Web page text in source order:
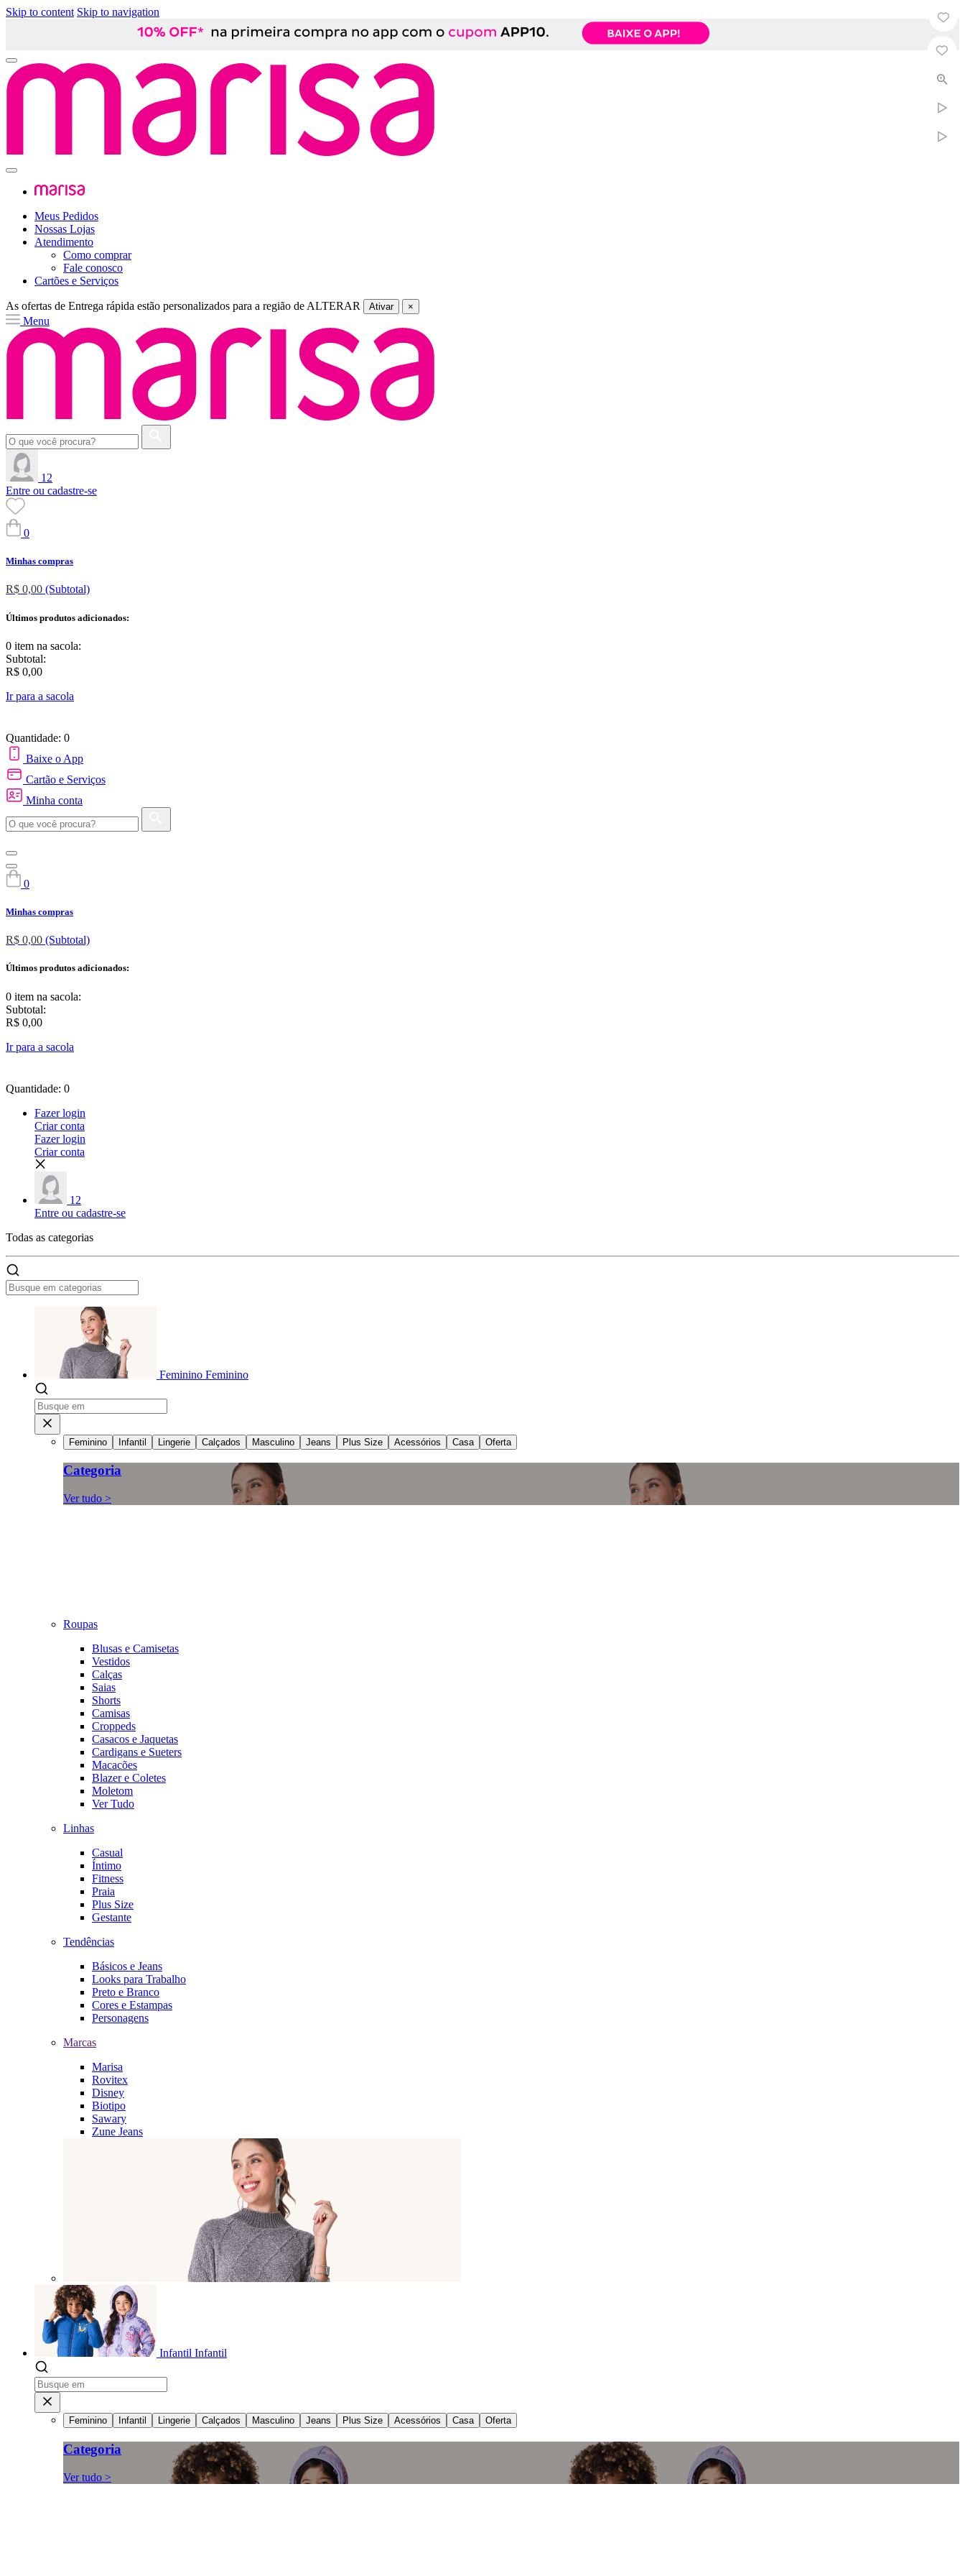
Skip to content Skip to navigation
Meus Pedidos
Nossas Lojas
Atendimento
Como comprar
Fale conosco
Cartões e Serviços
As ofertas de Entrega rápida estão personalizados para a região de ALTERAR Ativar ×
Menu
12
Entre ou cadastre-se
0
Minhas compras
R$ 0,00 (Subtotal)
Últimos produtos adicionados:
0 item na sacola:
Subtotal:
R$ 0,00
Ir para a sacola
Quantidade: 0
Baixe o App
Cartão e Serviços
Minha conta
0
Minhas compras
R$ 0,00 (Subtotal)
Últimos produtos adicionados:
0 item na sacola:
Subtotal:
R$ 0,00
Ir para a sacola
Quantidade: 0
Fazer login
Criar conta
Fazer login
Criar conta
12
Entre ou cadastre-se
Todas as categorias
Feminino Feminino
Feminino Infantil Lingerie Calçados Masculino Jeans Plus Size Acessórios Casa Oferta
Categoria
Ver tudo >
Roupas
Blusas e Camisetas
Vestidos
Calças
Saias
Shorts
Camisas
Croppeds
Casacos e Jaquetas
Cardigans e Sueters
Macacões
Blazer e Coletes
Moletom
Ver Tudo
Linhas
Casual
Íntimo
Fitness
Praia
Plus Size
Gestante
Tendências
Básicos e Jeans
Looks para Trabalho
Preto e Branco
Cores e Estampas
Personagens
Marcas
Marisa
Rovitex
Disney
Biotipo
Sawary
Zune Jeans
Infantil Infantil
Feminino Infantil Lingerie Calçados Masculino Jeans Plus Size Acessórios Casa Oferta
Categoria
Ver tudo >